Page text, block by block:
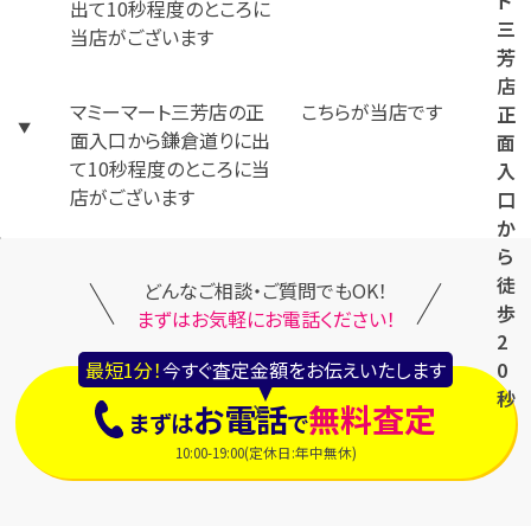
三
芳
店
正
面
入
口
か
ら
徒
歩
2
0
秒
マミーマート三芳店の正
面入口から鎌倉道りに出
て10秒程度のところに当
店がございます
こちらが当店です
どんなご相談・ご質問でもOK！
まずはお気軽にお電話ください！
最短1分！今すぐ査定金額をお伝えいたします
まずはお電話で無料査定
10:00-19:00(定休日:年中無休)